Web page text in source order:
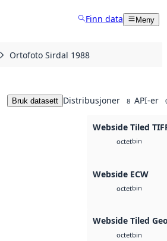
Finn data Meny
Ortofoto Sirdal 1988
Bruk datasett Distribusjoner 8 API-er
Webside Tiled
octetbin
Webside ECW
octetbin
Webside Tiled
octetbin